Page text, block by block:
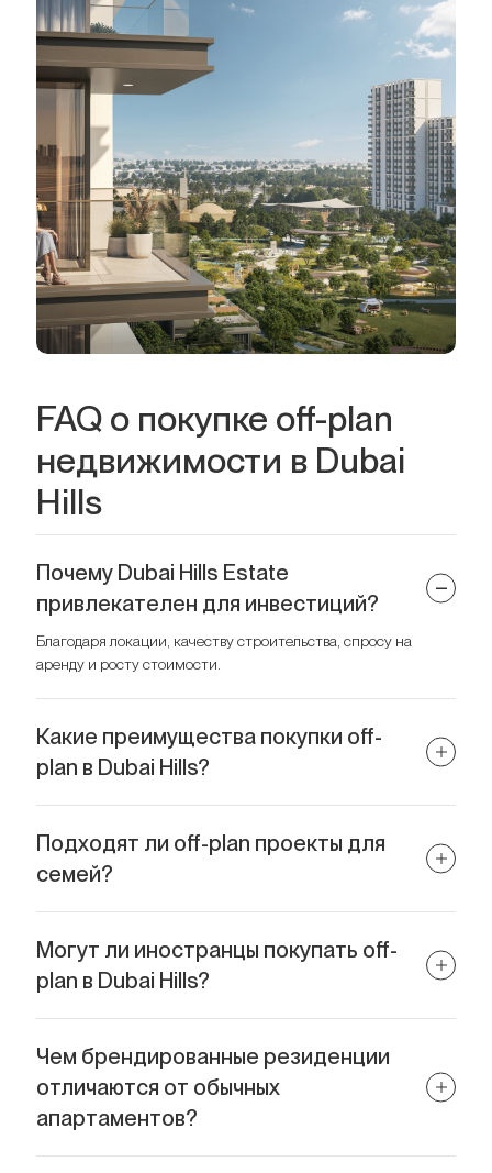
FAQ о покупке off-plan
недвижимости в Dubai
Hills
Почему Dubai Hills Estate
привлекателен для инвестиций?
Благодаря локации, качеству строительства, спросу на
аренду и росту стоимости.
Какие преимущества покупки off-
plan в Dubai Hills?
стоимости до сдачи.
Подходят ли off-plan проекты для
семей?
подходят семьям.
Могут ли иностранцы покупать off-
plan в Dubai Hills?
на недвижимость.
Чем брендированные резиденции
отличаются от обычных
апартаментов?